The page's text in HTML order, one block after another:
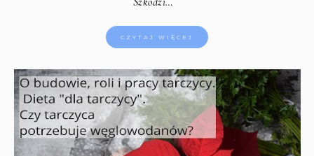
CZYTAJ WIĘCEJ